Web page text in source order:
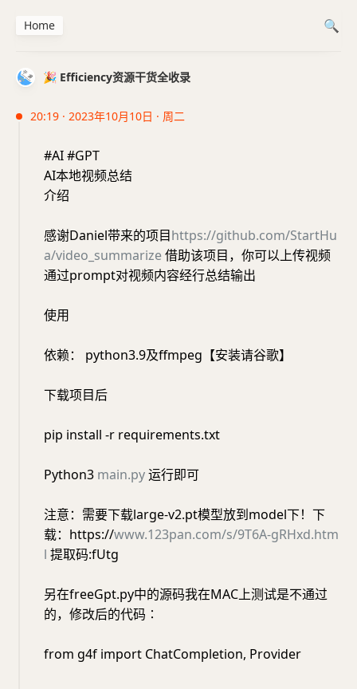
🎉 Efficiency资源干货全收录
20:19 · 2023年10月10日 · 周二
#AI #GPT
AI本地视频总结
介绍
感谢Daniel带来的项目https://github.com/StartHu
a/video_summarize借助该项目，你可以上传视频
通过prompt对视频内容经行总结输出
使用
依赖： python3.9及ffmpeg【安装请谷歌】
下载项目后
pip install -r requirements.txt
Python3 main.py运行即可
注意：需要下载large-v2.pt模型放到model下！下
载：https://www.123pan.com/s/9T6A-gRHxd.htm
l 提取码:fUtg
另在freeGpt.py中的源码我在MAC上测试是不通过
的，修改后的代码∶
from g4f import ChatCompletion, Provider
Home